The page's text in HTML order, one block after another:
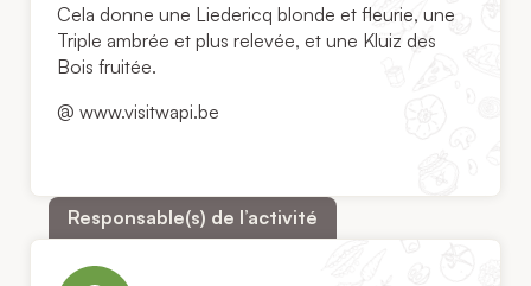
Cela donne une Liedericq blonde et fleurie, une
Triple ambrée et plus relevée, et une Kluiz des
Bois fruitée.
@ www.visitwapi.be
Responsable(s) de l’activité